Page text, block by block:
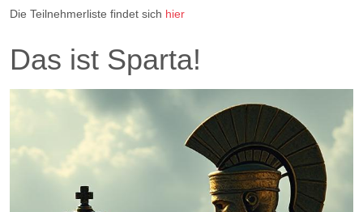
Die Teilnehmerliste findet sich hier
Das ist Sparta!